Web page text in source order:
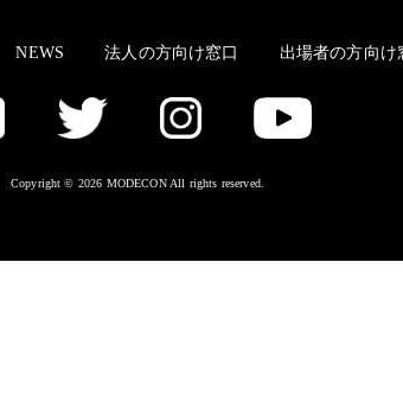
NEWS 法人の方向け窓口 出場者の方向け
Copyright © 2026 MODECON All rights reserved.